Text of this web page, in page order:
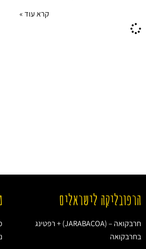
קרא עוד »
הרפובליקה לישראלים
חרבקואה – (JARABACOA) + רפטינג
בחרבקואה